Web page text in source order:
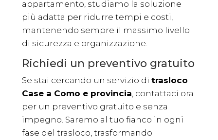
appartamento, studiamo la soluzione
più adatta per ridurre tempi e costi,
mantenendo sempre il massimo livello
di sicurezza e organizzazione.
Richiedi un preventivo gratuito
Se stai cercando un servizio di trasloco
Case a Como e provincia, contattaci ora
per un preventivo gratuito e senza
impegno. Saremo al tuo fianco in ogni
fase del trasloco, trasformando